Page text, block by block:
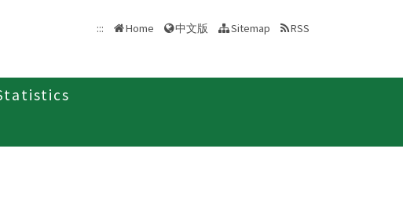
::: Home 中文版 Sitemap RSS